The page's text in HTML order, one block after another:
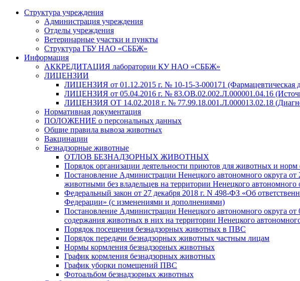
Структура учреждения
Администрация учреждения
Отделы учреждения
Ветеринарные участки и пункты
Структура ГБУ НАО «СББЖ»
Информация
АККРЕДИТАЦИЯ лаборатории КУ НАО «СББЖ»
ЛИЦЕНЗИИ
ЛИЦЕНЗИЯ от 01.12.2015 г. № 10-15-3-000171 (Фармацевтическая
ЛИЦЕНЗИЯ от 05.04.2016 г. № 83.ОВ.02.002.Л.000001.04.16
ЛИЦЕНЗИЯ ОТ 14.02.2018 г. № 77.99.18.001.Л.000013.02.18
Нормативная документация
ПОЛОЖЕНИЕ о персональных данных
Общие правила вывоза животных
Вакцинации
Безнадзорные животные
ОТЛОВ БЕЗНАДЗОРНЫХ ЖИВОТНЫХ
Порядок организации деятельности приютов для животных и
Постановление Администрации Ненецкого автономного округа
животными без владельцев на территории Ненецкого
Федеральный закон от 27 декабря 2018 г. N 498-ФЗ «Об
Федерации» (с изменениями и дополнениями)
Постановление Администрации Ненецкого автономного округа
содержания животных в них на территории Ненецкого
Порядок посещения безнадзорных животных в ПВС
Порядок передачи безнадзорных животных частным лицам
Нормы кормления безнадзорных животных
График кормления безнадзорных животных
График уборки помещений ПВС
Фотоальбом безнадзорных животных